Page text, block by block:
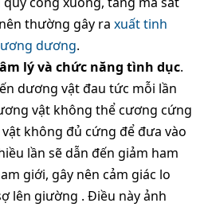
thường gây ra xuất tinh
dương.
lý và chức năng tình dục.
dương vật đau tức mỗi lần
vật không thể cương cứng
không đủ cứng để đưa vào
lần sẽ dẫn đến giảm ham
giới, gây nên cảm giác lo
lên giường . Điều này ảnh